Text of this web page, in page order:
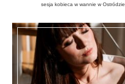
sesja kobieca w wannie w Ostródzie